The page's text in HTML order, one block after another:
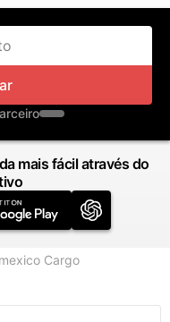
mais fácil através do
Cargo